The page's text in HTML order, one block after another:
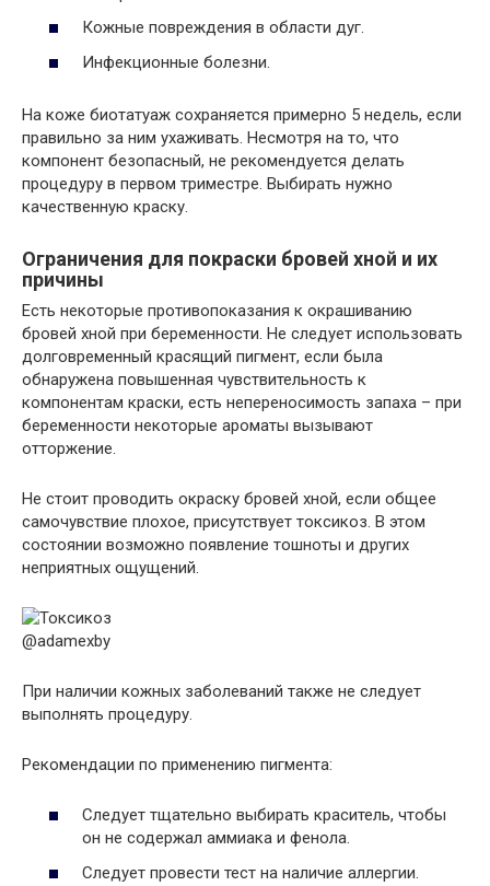
Кожные повреждения в области дуг.
Инфекционные болезни.
На коже биотатуаж сохраняется примерно 5 недель, если
правильно за ним ухаживать. Несмотря на то, что
компонент безопасный, не рекомендуется делать
процедуру в первом триместре. Выбирать нужно
качественную краску.
Ограничения для покраски бровей хной и их
причины
Есть некоторые противопоказания к окрашиванию
бровей хной при беременности. Не следует использовать
долговременный красящий пигмент, если была
обнаружена повышенная чувствительность к
компонентам краски, есть непереносимость запаха – при
беременности некоторые ароматы вызывают
отторжение.
Не стоит проводить окраску бровей хной, если общее
самочувствие плохое, присутствует токсикоз. В этом
состоянии возможно появление тошноты и других
неприятных ощущений.
@adamexby
При наличии кожных заболеваний также не следует
выполнять процедуру.
Рекомендации по применению пигмента:
Следует тщательно выбирать краситель, чтобы
он не содержал аммиака и фенола.
Следует провести тест на наличие аллергии.